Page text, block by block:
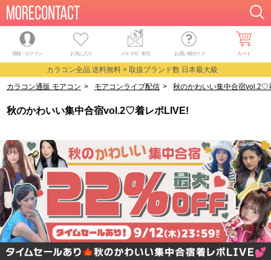
登録・ログイン お気に入り メルマガ・割引 お買い物ガイド カート
カラコン全品 送料無料 × 取扱ブランド数 日本最大級
カラコン通販 モアコン > モアコンライブ配信 > 秋のかわいい集中合宿vol.2♡
秋のかわいい集中合宿vol.2♡着レポLIVE!